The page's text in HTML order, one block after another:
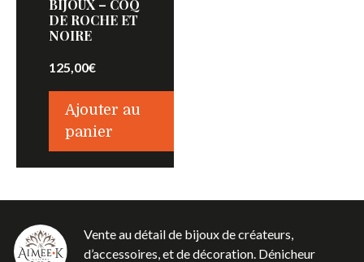
BIJOUX – COQ
DE ROCHE ET
NOIRE
125,00€
Ajouter au
panier
Vente au détail de bijoux de créateurs,
d’accessoires, et de décoration. Dénicheur